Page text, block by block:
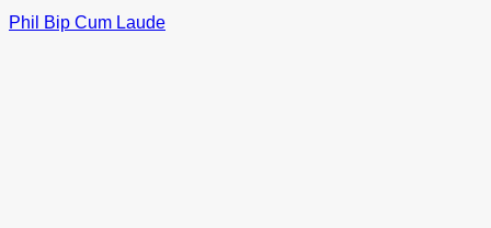
Phil Bip Cum Laude